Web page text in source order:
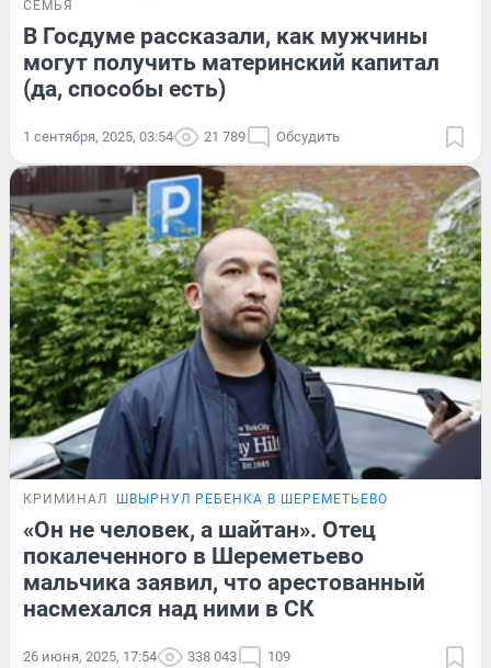
СЕМЬЯ
В Госдуме рассказали, как мужчины
могут получить материнский капитал
(да, способы есть)
1 сентября, 2025, 03:54 21 789 Обсудить
КРИМИНАЛ ШВЫРНУЛ РЕБЕНКА В ШЕРЕМЕТЬЕВО
«Он не человек, а шайтан». Отец
покалеченного в Шереметьево
мальчика заявил, что арестованный
насмехался над ними в СК
26 июня, 2025, 17:54 338 043 109